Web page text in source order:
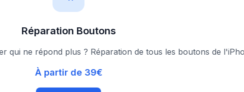
Réparation Boutons
qui ne répond plus ? Réparation de tous les boutons de
À partir de 39€